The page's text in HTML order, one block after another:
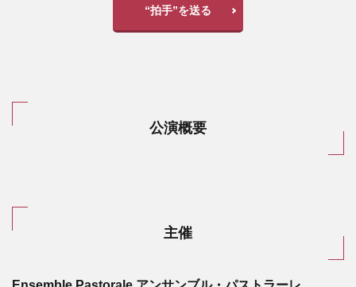
“拍手”を送る
公演概要
主催